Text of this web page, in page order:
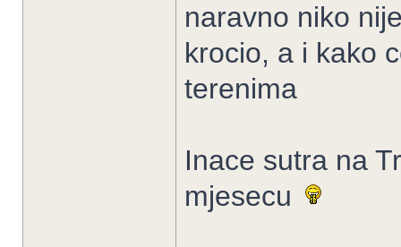
naravno niko
krocio, a i kako
terenima
Inace sutra na
mjesecu